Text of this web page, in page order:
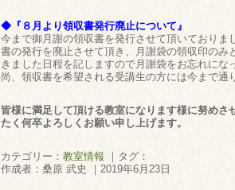
◆『８月より領収書発行廃止について』
今まで御月謝の領収書を発行させて頂いており
書の発行を廃止させて頂き、月謝袋の領収印の
きました日程を記しますので月謝袋をお忘れにな
尚、領収書を希望される受講生の方には今まで通
皆様に満足して頂ける教室になります様に努め
たく何卒よろしくお願い申し上げます。
カテゴリー： 教室情報 ｜タグ：
作成者：桑原 武史 ｜2019年6月23日